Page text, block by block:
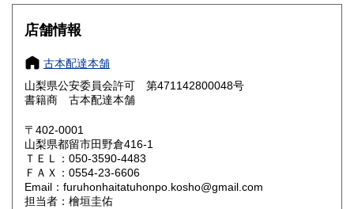
大阪府
奈良県
鳥取県 800円 島根県
岡山県
山口県 800円
香川県 800円 愛媛県
店舗情報
古本配達本舗
山梨県公安委員会許可 第471142800048号
書籍商 古本配達本舗
〒402-0001
山梨県都留市田野倉416-1
ＴＥＬ：050-3590-4483
ＦＡＸ：0554-23-6606
Email：furuhonhaitatuhonpo.kosho@gmail.com
担当者：檜垣圭佑